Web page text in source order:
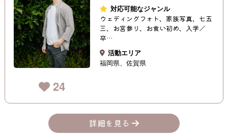
24
対応可能なジャンル
ウェディングフォト、家族写真、七五
三、お宮参り、お食い初め、入学／
卒…
活動エリア
福岡県
佐賀県
詳細を見る